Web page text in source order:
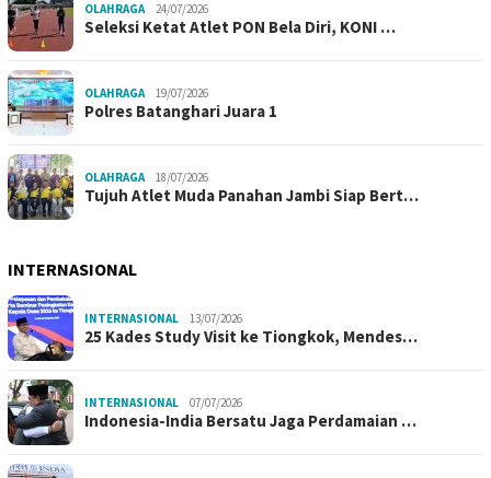
OLAHRAGA 24/07/2026
Seleksi Ketat Atlet PON Bela Diri, KONI …
OLAHRAGA 19/07/2026
Polres Batanghari Juara 1
OLAHRAGA 18/07/2026
Tujuh Atlet Muda Panahan Jambi Siap Bert…
INTERNASIONAL
INTERNASIONAL 13/07/2026
25 Kades Study Visit ke Tiongkok, Mendes…
INTERNASIONAL 07/07/2026
Indonesia-India Bersatu Jaga Perdamaian …